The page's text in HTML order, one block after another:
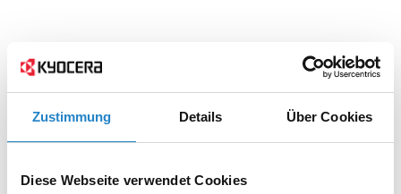
Zustimmung Details Über Cookies
Diese Webseite verwendet Cookies